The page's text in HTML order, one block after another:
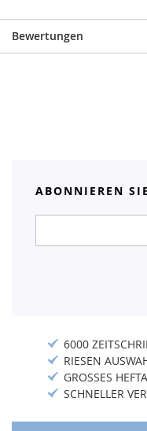
Bewertungen
ABONNIEREN
Newsletter:
6000
RIESEN
GROSSES
SCHNELLER